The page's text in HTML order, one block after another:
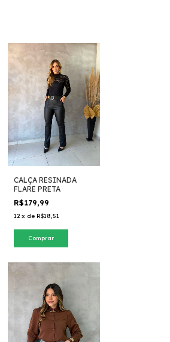
CALÇA RESINADA
FLARE PRETA
R$179,99
12 x de R$18,51
Comprar